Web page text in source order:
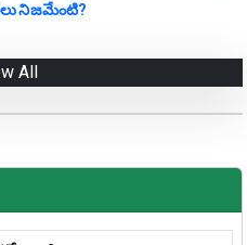
నిజమేంటి?
All